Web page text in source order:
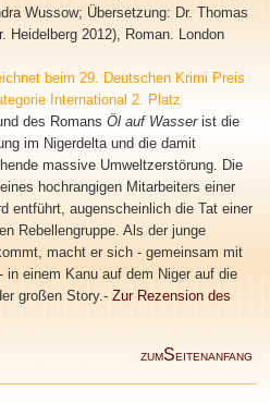
Wussow; Übersetzung: Dr. Thomas
Heidelberg 2012), Roman. London
beim 29. Deutschen Krimi Preis
International 2. Platz
des Romans Öl auf Wasser ist die
im Nigerdelta und die damit
massive Umweltzerstörung. Die
hochrangigen Mitarbeiters einer
entführt, augenscheinlich die Tat einer
Rebellengruppe. Als der junge
macht er sich - gemeinsam mit
in einem Kanu auf dem Niger auf die
großen Story.- Zur Rezension des
ZUMSEITENANFANG